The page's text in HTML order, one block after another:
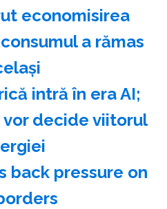
economisirea
a rămas
intră în era AI;
decide viitorul
back pressure on